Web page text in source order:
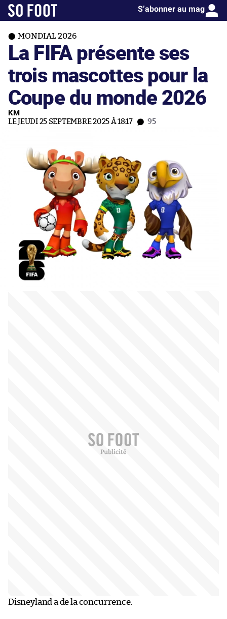
S’abonner au mag
MONDIAL 2026
La FIFA présente ses
trois mascottes pour la
Coupe du monde 2026
KM
LE JEUDI 25 SEPTEMBRE 2025 À 18:17 95
Disneyland a de la concurrence.